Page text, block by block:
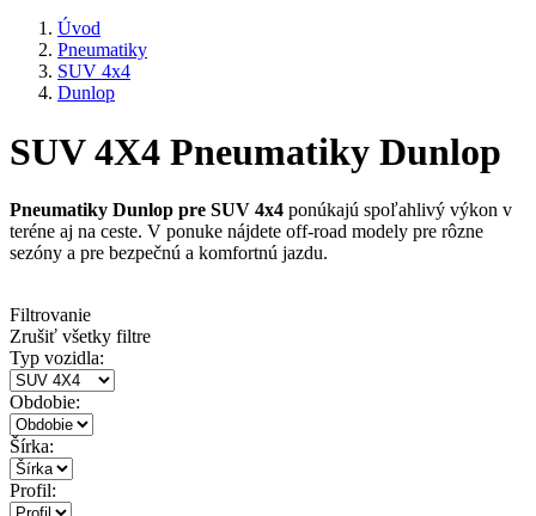
Úvod
Pneumatiky
SUV 4x4
Dunlop
SUV 4X4 Pneumatiky Dunlop
Pneumatiky Dunlop pre SUV 4x4 ponúkajú spoľahlivý výkon v
teréne aj na ceste. V ponuke nájdete off-road modely pre rôzne
sezóny a pre bezpečnú a komfortnú jazdu.
Filtrovanie
Zrušiť všetky filtre
Typ vozidla:
Obdobie:
Šírka:
Profil: